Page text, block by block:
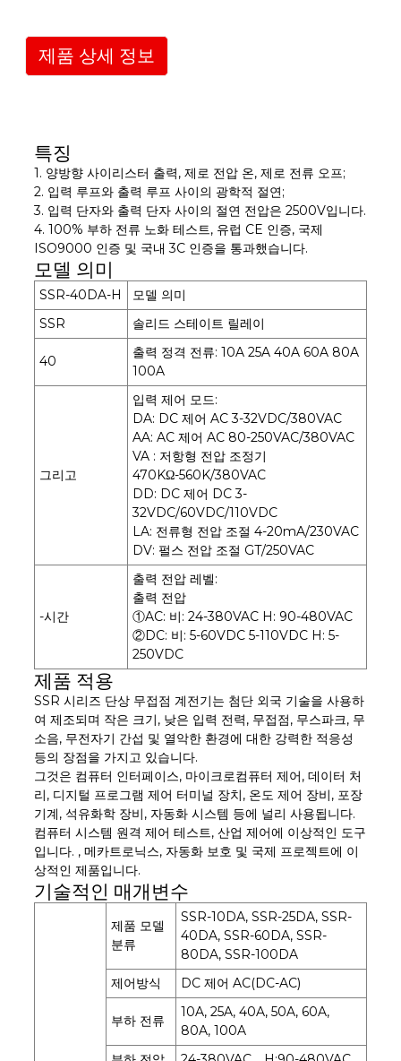
제품 상세 정보
특징
1. 양방향 사이리스터 출력, 제로 전압 온, 제로 전류 오프;
2. 입력 루프와 출력 루프 사이의 광학적 절연;
3. 입력 단자와 출력 단자 사이의 절연 전압은 2500V입니다.
4. 100% 부하 전류 노화 테스트, 유럽 CE 인증, 국제
ISO9000 인증 및 국내 3C 인증을 통과했습니다.
모델 의미
SSR-40DA-H
모델 의미
SSR
솔리드 스테이트 릴레이
40
출력 정격 전류: 10A 25A 40A 60A 80A
100A
그리고
입력 제어 모드:
DA: DC 제어 AC 3-32VDC/380VAC
AA: AC 제어 AC 80-250VAC/380VAC
VA : 저항형 전압 조정기
470KΩ-560K/380VAC
DD: DC 제어 DC 3-
32VDC/60VDC/110VDC
LA: 전류형 전압 조절 4-20mA/230VAC
DV: 펄스 전압 조절 GT/250VAC
-시간
출력 전압 레벨:
출력 전압
①AC: 비: 24-380VAC H: 90-480VAC
②DC: 비: 5-60VDC 5-110VDC H: 5-
250VDC
제품 적용
SSR 시리즈 단상 무접점 계전기는 첨단 외국 기술을 사용하
여 제조되며 작은 크기, 낮은 입력 전력, 무접점, 무스파크, 무
소음, 무전자기 간섭 및 열악한 환경에 대한 강력한 적응성
등의 장점을 가지고 있습니다.
그것은 컴퓨터 인터페이스, 마이크로컴퓨터 제어, 데이터 처
리, 디지털 프로그램 제어 터미널 장치, 온도 제어 장비, 포장
기계, 석유화학 장비, 자동화 시스템 등에 널리 사용됩니다.
컴퓨터 시스템 원격 제어 테스트, 산업 제어에 이상적인 도구
입니다. , 메카트로닉스, 자동화 보호 및 국제 프로젝트에 이
상적인 제품입니다.
기술적인 매개변수
제품 모델
분류
SSR-10DA, SSR-25DA, SSR-
40DA, SSR-60DA, SSR-
80DA, SSR-100DA
제어방식
DC 제어 AC(DC-AC)
부하 전류
10A, 25A, 40A, 50A, 60A,
80A, 100A